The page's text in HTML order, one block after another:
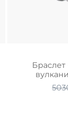
Браслет